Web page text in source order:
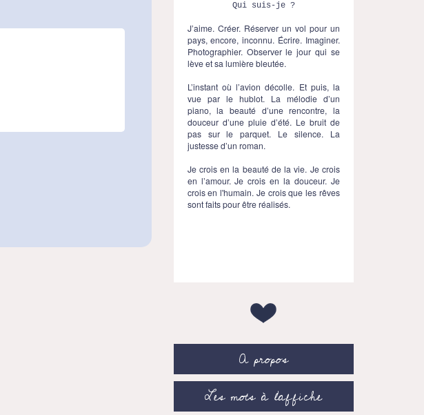
Qui suis-je ?
J’aime. Créer. Réserver un vol pour un
pays, encore, inconnu. Écrire. Imaginer.
Photographier. Observer le jour qui se
lève et sa lumière bleutée.
L’instant où l’avion décolle. Et puis, la
vue par le hublot. La mélodie d’un
piano, la beauté d’une rencontre, la
douceur d’une pluie d’été. Le bruit de
pas sur le parquet. Le silence. La
justesse d’un roman.
Je crois en la beauté de la vie. Je crois
en l’amour. Je crois en la douceur. Je
crois en l'humain. Je crois que les rêves
sont faits pour être réalisés.
A propos
Les mots à l’affiche